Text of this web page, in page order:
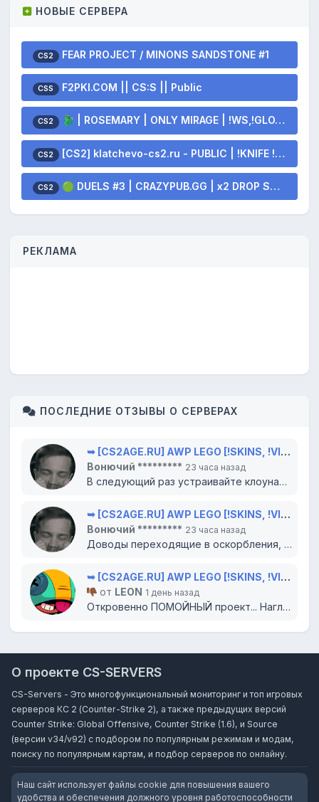
НОВЫЕ СЕРВЕРА
CS2 FEAR PROJECT / MINONS SANDSTONE #1
CSS F2PKI.COM || CS:S || Public
CS2 🐉 | ROSEMARY | ONLY MIRAGE | !WS,!GLOVES,!KNIFE 🐲
CS2 [CS2] klatchevo-cs2.ru - PUBLIC | !KNIFE !SKINS
CS2 🟢 DUELS #3 | CRAZYPUB.GG | x2 DROP SKINS
РЕКЛАМА
ПОСЛЕДНИЕ ОТЗЫВЫ О СЕРВЕРАХ
➥ [CS2AGE.RU] AWP LEGO [!SKINS, !VIP, !LVL]
Вонючий ********* 23 часа назад
В следующий раз устраивайте клоунаду в цирке, там вам и место. Всего доброго...
➥ [CS2AGE.RU] AWP LEGO [!SKINS, !VIP, !LVL]
Вонючий ********* 23 часа назад
Доводы переходящие в оскорбления, попытки очернить проект словами вырванными из контекста?...
➥ [CS2AGE.RU] AWP LEGO [!SKINS, !VIP, !LVL]
от LEON 1 день назад
Откровенно ПОМОЙНЫЙ проект... Наглухо отбитый создатель не слушает доводы, а банит (как МЕ...
О проекте CS-SERVERS
CS-Servers - Это многофункциональный мониторинг и топ игровых
серверов КС 2 (Counter-Strike 2), а также предыдущих версий
Counter Strike: Global Offensive, Counter Strike (1.6), и Source
(версии v34/v92) с подбором по популярным режимам и модам,
поиску по популярным картам, и подбор серверов по онлайну.
Наш сайт использует файлы cookie для повышения вашего
удобства и обеспечения должного уровня работоспособности